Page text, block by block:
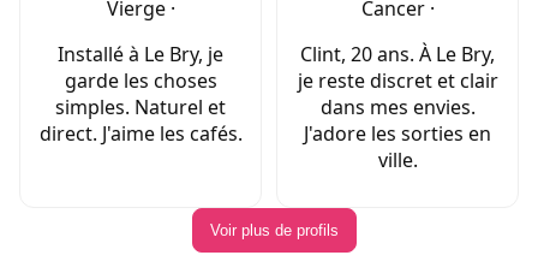
Vierge ·
Installé à Le Bry, je
garde les choses
simples. Naturel et
direct. J'aime les cafés.
Cancer ·
Clint, 20 ans. À Le Bry,
je reste discret et clair
dans mes envies.
J'adore les sorties en
ville.
Voir plus de profils